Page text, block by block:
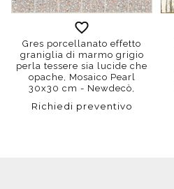
Gres porcellanato effetto
graniglia di marmo grigio
perla tessere sia lucide che
opache, Mosaico Pearl
30x30 cm - Newdecò,
Richiedi preventivo